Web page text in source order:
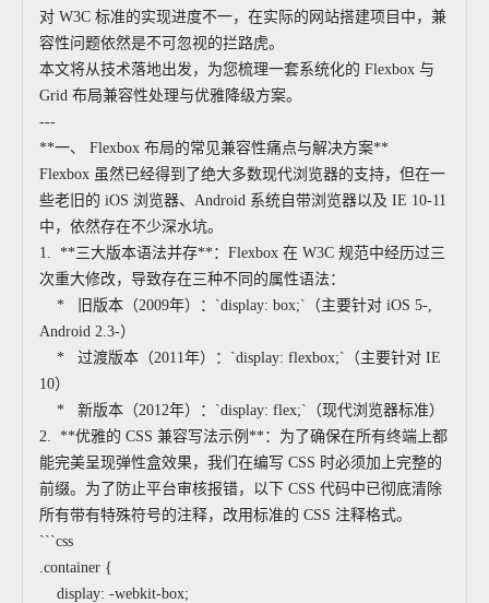
对 W3C 标准的实现进度不一，在实际的网站搭建项目中，兼
容性问题依然是不可忽视的拦路虎。
本文将从技术落地出发，为您梳理一套系统化的 Flexbox 与
Grid 布局兼容性处理与优雅降级方案。
---
**一、 Flexbox 布局的常见兼容性痛点与解决方案**
Flexbox 虽然已经得到了绝大多数现代浏览器的支持，但在一
些老旧的 iOS 浏览器、Android 系统自带浏览器以及 IE 10-11
中，依然存在不少深水坑。
1. **三大版本语法并存**：Flexbox 在 W3C 规范中经历过三
次重大修改，导致存在三种不同的属性语法：
* 旧版本（2009年）：`display: box;`（主要针对 iOS 5-,
Android 2.3-）
* 过渡版本（2011年）：`display: flexbox;`（主要针对 IE
10）
* 新版本（2012年）：`display: flex;`（现代浏览器标准）
2. **优雅的 CSS 兼容写法示例**：为了确保在所有终端上都
能完美呈现弹性盒效果，我们在编写 CSS 时必须加上完整的
前缀。为了防止平台审核报错，以下 CSS 代码中已彻底清除
所有带有特殊符号的注释，改用标准的 CSS 注释格式。
```css
.container {
display: -webkit-box;